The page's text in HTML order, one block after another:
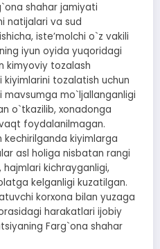
shahar jamiyati
natijalari va sud
isteʼmolchi o`z vakili
iyun oyida yuqoridagi
kimyoviy tozalash
tozalatish uchun
mavsumga mo`ljallanganligi
o`tkazilib, xonadonga
foydalanilmagan.
kechirilganda kiyimlarga
asl holiga nisbatan rangi
kichrayganligi,
kelganligi kuzatilgan.
korxona bilan yuzaga
harakatlari ijobiy
Farg`ona shahar